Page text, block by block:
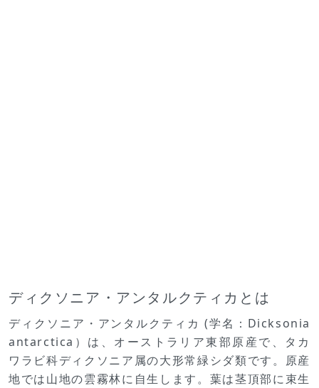
ディクソニア・アンタルクティカとは
ディクソニア・アンタルクティカ (学名：Dicksonia
antarctica）は、オーストラリア東部原産で、タカ
ワラビ科ディクソニア属の大形常緑シダ類です。原産
地では山地の雲霧林に自生します。葉は茎頂部に束生